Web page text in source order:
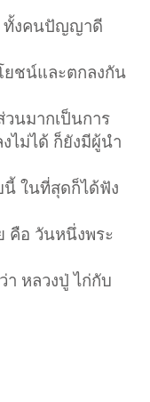
ทั้งคนปัญญาดี
ยชน์และตกลงกัน
วนมากเป็นการ
ไม่ได้ ก็ยังมีผู้นำ
ในที่สุดก็ได้ฟัง
คือ วันหนึ่งพระ
หลวงปู่ ไก่กับ